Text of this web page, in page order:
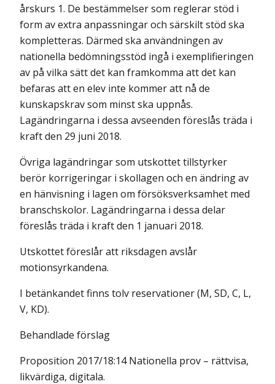
årskurs 1. De bestämmelser som reglerar stöd i
form av extra anpassningar och särskilt stöd ska
kompletteras. Därmed ska användningen av
nationella bedömningsstöd ingå i exemplifieringen
av på vilka sätt det kan framkomma att det kan
befaras att en elev inte kommer att nå de
kunskapskrav som minst ska uppnås.
Lagändringarna i dessa avseenden föreslås träda i
kraft den 29 juni 2018.
Övriga lagändringar som utskottet tillstyrker
berör korrigeringar i skollagen och en ändring av
en hänvisning i lagen om försöksverksamhet med
branschskolor. Lagändringarna i dessa delar
föreslås träda i kraft den 1 januari 2018.
Utskottet föreslår att riksdagen avslår
motionsyrkandena.
I betänkandet finns tolv reservationer (M, SD, C, L,
V, KD).
Behandlade förslag
Proposition 2017/18:14 Nationella prov – rättvisa,
likvärdiga, digitala.